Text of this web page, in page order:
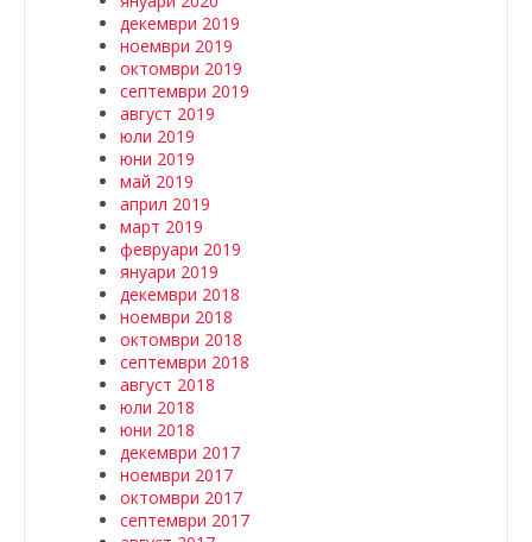
декември 2019
ноември 2019
октомври 2019
септември 2019
август 2019
юли 2019
юни 2019
май 2019
април 2019
март 2019
февруари 2019
януари 2019
декември 2018
ноември 2018
октомври 2018
септември 2018
август 2018
юли 2018
юни 2018
декември 2017
ноември 2017
октомври 2017
септември 2017